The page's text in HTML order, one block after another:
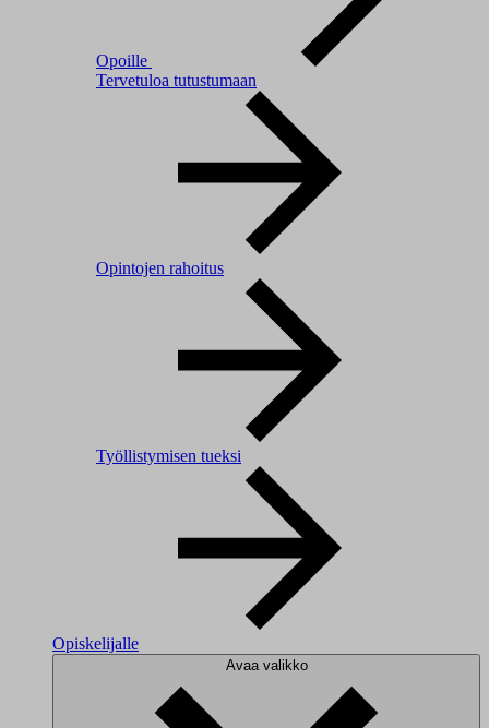
Opoille
Tervetuloa tutustumaan
Opintojen rahoitus
Työllistymisen tueksi
Opiskelijalle
Avaa valikko